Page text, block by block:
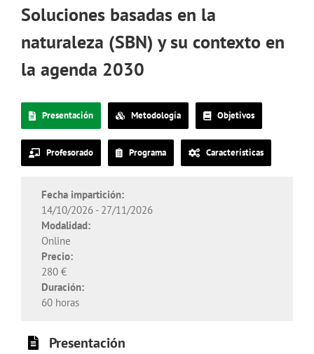
Soluciones basadas en la
naturaleza (SBN) y su contexto en
la agenda 2030
Presentación Metodología Objetivos
Profesorado Programa Características
Fecha impartición:
14/10/2026 - 27/11/2026
Modalidad:
Online
Precio:
280 €
Duración:
60 horas
Presentación